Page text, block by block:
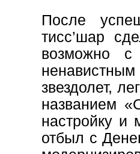
После
тисс’шар
возможно с
звездолет,
названием
настройку
отбыл с